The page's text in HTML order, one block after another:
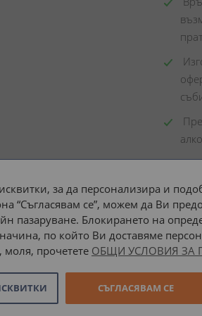
Доставка
Онлайн магазин
за да персонализира и
“Съгласявам се”, можем да Ви
пазаруване. Блокирането на
по който Ви доставяме
моля, прочетете ОБЩИ УСЛОВИЯ ЗА
СЪГЛАСЯВАМ СЕ